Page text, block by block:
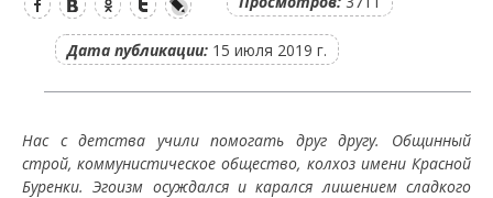
Дата публикации: 15 июля 2019 г.
Нас с детства учили помогать друг другу. Общинный
строй, коммунистическое общество, колхоз имени Красной
Буренки. Эгоизм осуждался и карался лишением сладкого